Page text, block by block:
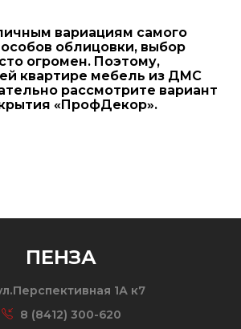
вариациям самого
облицовки, выбор
огромен. Поэтому,
квартире мебель из ДМС
рассмотрите вариант
«ПрофДекор».
ПЕНЗА
1А к7
8 (8412) 300-620